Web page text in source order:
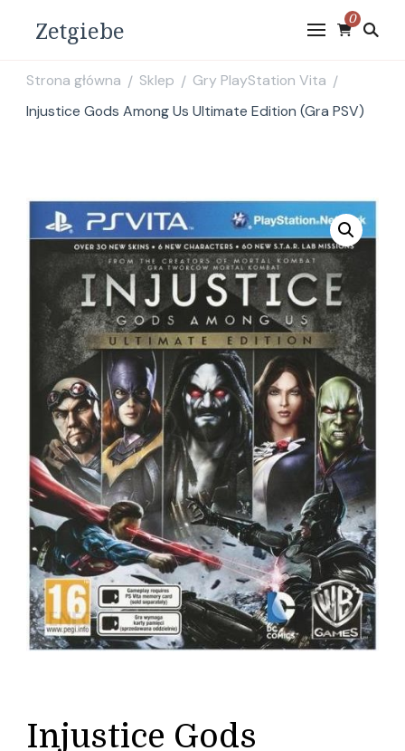
Zetgiebe 0
Strona główna / Sklep / Gry PlayStation Vita /
Injustice Gods Among Us Ultimate Edition (Gra PSV)
Injustice Gods